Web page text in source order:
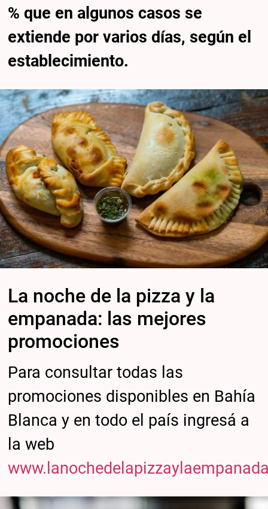
% que en algunos casos se
extiende por varios días, según el
establecimiento.
La noche de la pizza y la
empanada: las mejores
promociones
Para consultar todas las
promociones disponibles en Bahía
Blanca y en todo el país ingresá a
la web